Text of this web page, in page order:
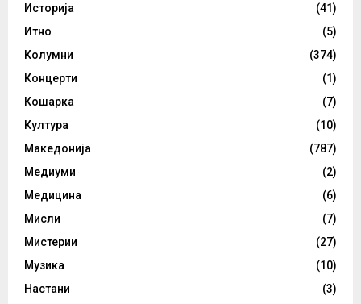
Историја
(41)
Итно
(5)
Колумни
(374)
Концерти
(1)
Кошарка
(7)
Култура
(10)
Македонија
(787)
Медиуми
(2)
Медицина
(6)
Мисли
(7)
Мистерии
(27)
Музика
(10)
Настани
(3)